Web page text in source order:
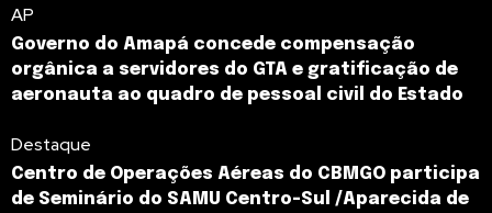
AP
Governo do Amapá concede compensação
orgânica a servidores do GTA e gratificação de
aeronauta ao quadro de pessoal civil do Estado
Destaque
Centro de Operações Aéreas do CBMGO participa
de Seminário do SAMU Centro-Sul /Aparecida de